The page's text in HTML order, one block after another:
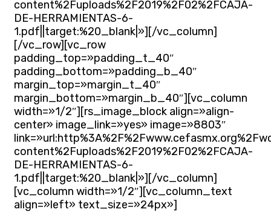
content%2Fuploads%2F2019%2F02%2FCAJA-
DE-HERRAMIENTAS-6-
1.pdf||target:%20_blank|»][/vc_column]
[/vc_row][vc_row
padding_top=»padding_t_40″
padding_bottom=»padding_b_40″
margin_top=»margin_t_40″
margin_bottom=»margin_b_40″][vc_column
width=»1/2″][rs_image_block align=»align-
center» image_link=»yes» image=»8803″
content%2Fuploads%2F2019%2F02%2FCAJA-
DE-HERRAMIENTAS-6-
1.pdf||target:%20_blank|»][/vc_column]
[vc_column width=»1/2″][vc_column_text
align=»left» text_size=»24px»]